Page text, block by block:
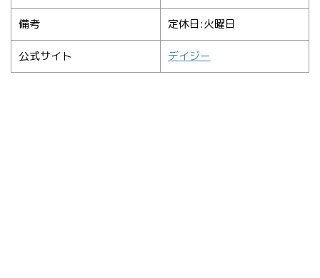
備考 定休日:火曜日
公式サイト デイジー